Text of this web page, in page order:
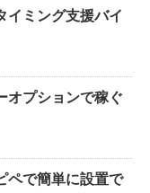
イミング支援バイ
オプションで稼ぐ
ペで簡単に設置で